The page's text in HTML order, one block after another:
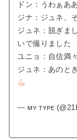
ドン：うわぁあ
ジナ：ジュネ、
ジュネ：脱ぎま
いで撮りました
ユニョ：自信満
ジュネ：あのと
— ᴍʏ ᴛʏᴘᴇ